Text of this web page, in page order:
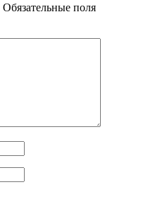
Обязательные поля